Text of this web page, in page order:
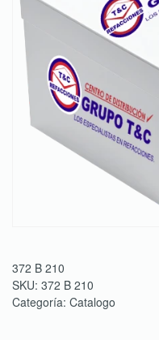
372 B 210
SKU: 372 B 210
Categoría: Catalogo